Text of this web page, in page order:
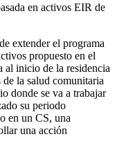
en activos EIR de
extender el programa
propuesto en el
inicio de la residencia
de la salud comunitaria
donde se va a trabajar
su periodo
en un CS, una
una acción